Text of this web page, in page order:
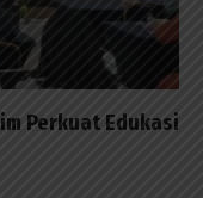
Perkuat Edukasi